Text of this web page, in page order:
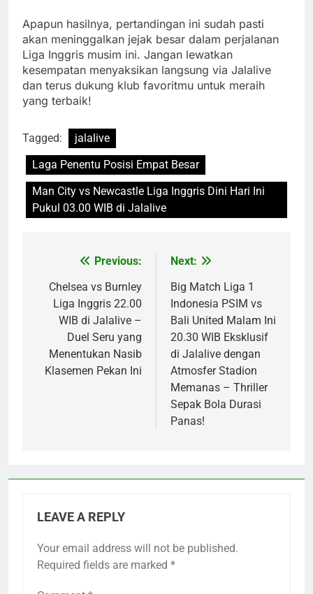
Apapun hasilnya, pertandingan ini sudah pasti
akan meninggalkan jejak besar dalam perjalanan
Liga Inggris musim ini. Jangan lewatkan
kesempatan menyaksikan langsung via Jalalive
dan terus dukung klub favoritmu untuk meraih
yang terbaik!
Tagged:
jalalive
Laga Penentu Posisi Empat Besar
Man City vs Newcastle Liga Inggris Dini Hari Ini
Pukul 03.00 WIB di Jalalive
navigation
Previous:
Chelsea vs Burnley
Liga Inggris 22.00
WIB di Jalalive –
Duel Seru yang
Menentukan Nasib
Klasemen Pekan Ini
Next:
Big Match Liga 1
Indonesia PSIM vs
Bali United Malam Ini
20.30 WIB Eksklusif
di Jalalive dengan
Atmosfer Stadion
Memanas – Thriller
Sepak Bola Durasi
Panas!
LEAVE A REPLY
Your email address will not be published.
Required fields are marked *